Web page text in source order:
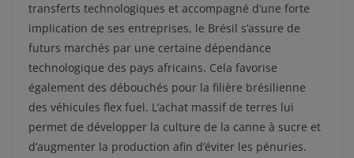
transferts technologiques et accompagné d’une forte
implication de ses entreprises, le Brésil s’assure de
futurs marchés par une certaine dépendance
technologique des pays africains. Cela favorise
également des débouchés pour la filière brésilienne
des véhicules flex fuel. L’achat massif de terres lui
permet de développer la culture de la canne à sucre et
d’augmenter la production afin d’éviter les pénuries.